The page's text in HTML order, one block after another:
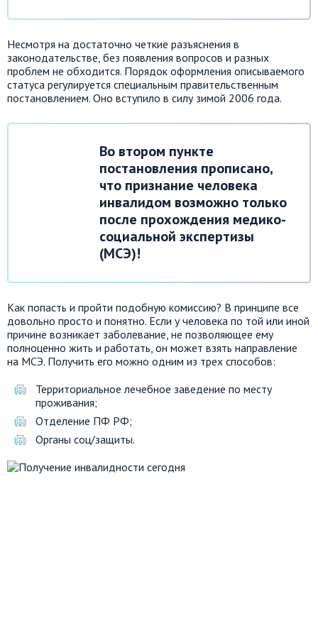
Несмотря на достаточно четкие разъяснения в
законодательстве, без появления вопросов и разных
проблем не обходится. Порядок оформления описываемого
статуса регулируется специальным правительственным
постановлением. Оно вступило в силу зимой 2006 года.
Во втором пункте
постановления прописано,
что признание человека
инвалидом возможно только
после прохождения медико-
социальной экспертизы
(МСЭ)!
Как попасть и пройти подобную комиссию? В принципе все
довольно просто и понятно. Если у человека по той или иной
причине возникает заболевание, не позволяющее ему
полноценно жить и работать, он может взять направление
на МСЭ. Получить его можно одним из трех способов:
Территориальное лечебное заведение по месту
проживания;
Отделение ПФ РФ;
Органы соц/защиты.